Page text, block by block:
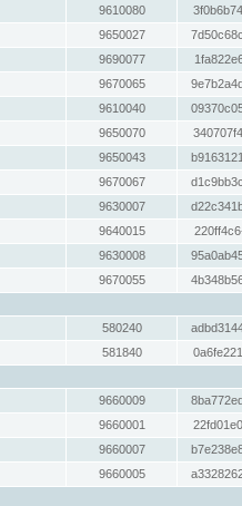
9610080
9650027
9690077
9670065
9610040
9650070
9650043
9670067
9630007
9640015
9630008
9670055
580240
581840
9660009
9660001
9660007
9660005